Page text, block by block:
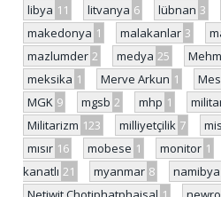
libya 11 litvanya 6 lübnan 3
makedonya 1 malakanlar 3
mazlumder 2 medya 25
meksika 1 Merve Arkun 1
MGK 9 mgsb 2 mhp 1
Militarizm 123 milliyetçilik 7
mısır 16 mobese 1 monitor 1
kanatlı 21 myanmar 8 namibya